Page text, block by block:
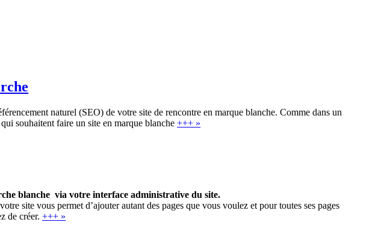
naturel (SEO) de votre site de rencontre en marque blanche. Comme dans un
souhaitent faire un site en marque blanche+++ »
blanche via votre interface administrative du site.
site vous permet d’ajouter autant des pages que vous voulez et pour toutes ses pages
de créer.+++ »